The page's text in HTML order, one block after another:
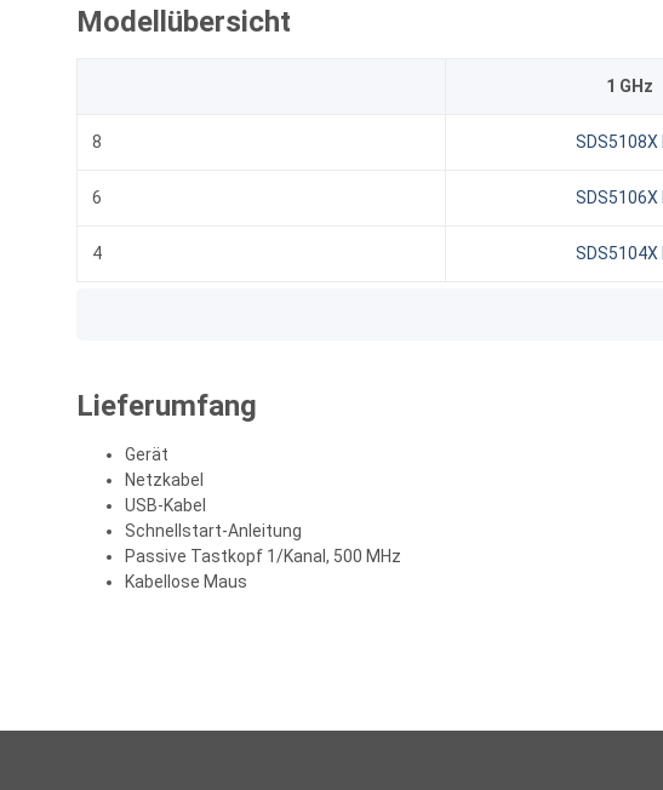
Modellübersicht
1 GHz
8 SDS5108X
6 SDS5106X
4 SDS5104X
Lieferumfang
Gerät
Netzkabel
USB-Kabel
Schnellstart-Anleitung
Passive Tastkopf 1/Kanal, 500 MHz
Kabellose Maus